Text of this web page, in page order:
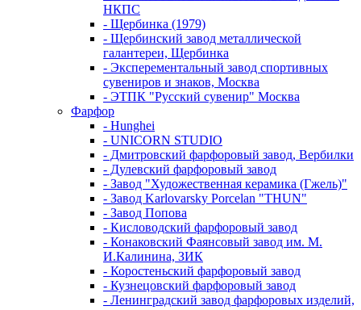
НКПС
- Щербинка (1979)
- Щербинский завод металлической
галантереи, Щербинка
- Эксперементальный завод спортивных
сувениров и знаков, Москва
- ЭТПК "Русский сувенир" Москва
Фарфор
- Hunghei
- UNICORN STUDIO
- Дмитровский фарфоровый завод, Вербилки
- Дулевский фарфоровый завод
- Завод "Художественная керамика (Гжель)"
- Завод Karlovarsky Porcelan "THUN"
- Завод Попова
- Кисловодский фарфоровый завод
- Конаковский Фаянсовый завод им. М.
И.Калинина, ЗИК
- Коростеньский фарфоровый завод
- Кузнецовский фарфоровый завод
- Ленинградский завод фарфоровых изделий,